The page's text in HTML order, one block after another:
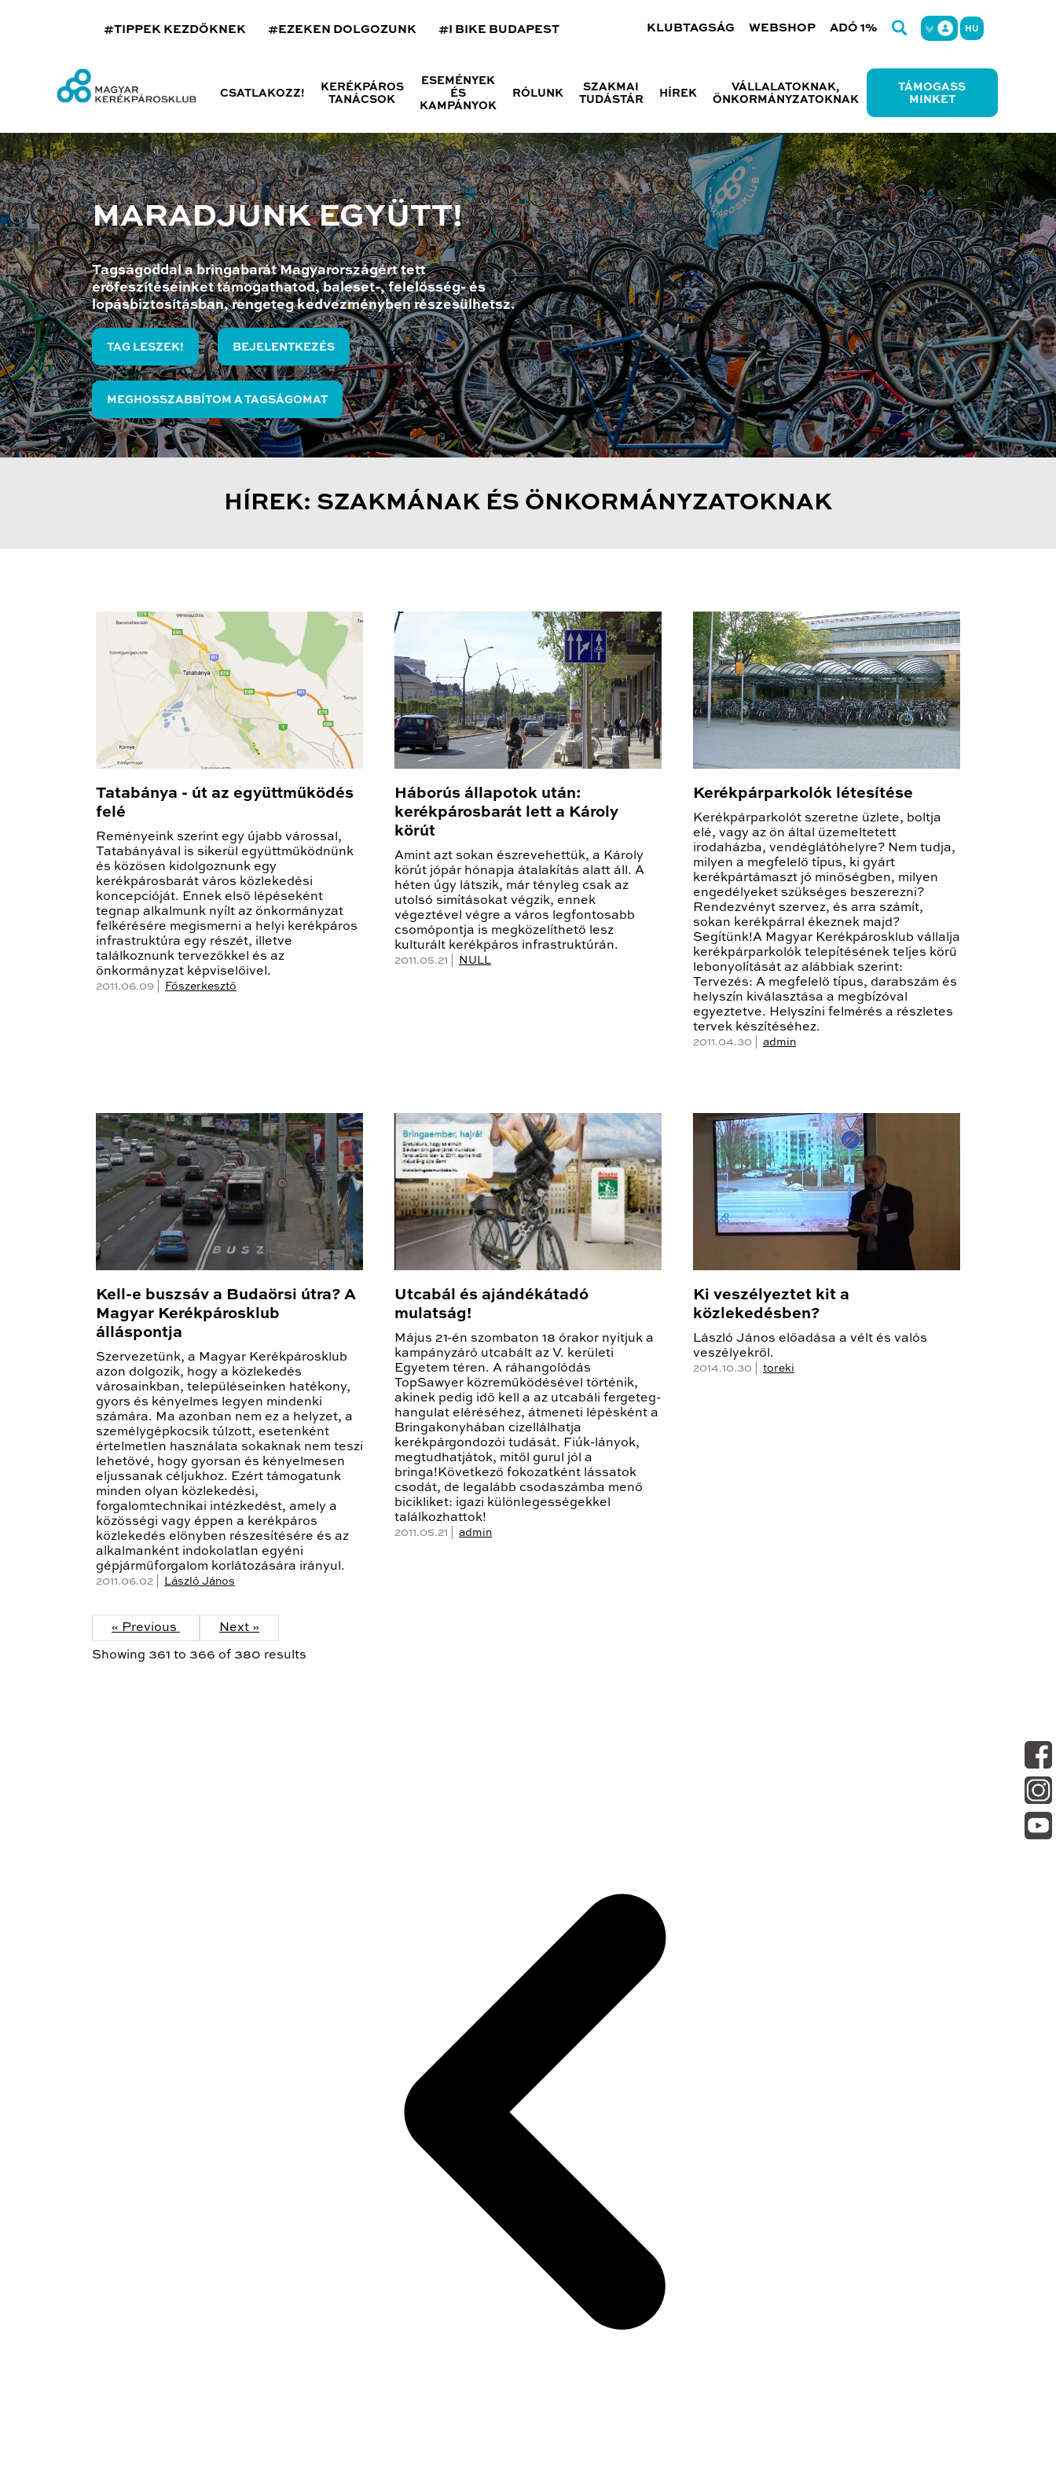
#TIPPEK KEZDŐKNEK #EZEKEN DOLGOZUNK #I BIKE BUDAPEST KLUBTAGSÁG WEBSHOP ADÓ 1% HU
CSATLAKOZZ!
KERÉKPÁROS
TANÁCSOK
ESEMÉNYEK
ÉS
KAMPÁNYOK
RÓLUNK
SZAKMAI
TUDÁSTÁR
HÍREK
VÁLLALATOKNAK,
ÖNKORMÁNYZATOKNAK
TÁMOGASS
MINKET
MARADJUNK EGYÜTT!
Tagságoddal a bringabarát Magyarországért tett
erőfeszítéseinket támogathatod, baleset-, felelősség- és
lopásbiztosításban, rengeteg kedvezményben részesülhetsz.
TAG LESZEK! BEJELENTKEZÉS
MEGHOSSZABBÍTOM A TAGSÁGOMAT
HÍREK: SZAKMÁNAK ÉS ÖNKORMÁNYZATOKNAK
Tatabánya - út az együttműködés
felé
Reményeink szerint egy újabb várossal,
Tatabányával is sikerül együttműködnünk
és közösen kidolgoznunk egy
kerékpárosbarát város közlekedési
koncepcióját. Ennek első lépéseként
tegnap alkalmunk nyílt az önkormányzat
felkérésére megismerni a helyi kerékpáros
infrastruktúra egy részét, illetve
találkoznunk tervezőkkel és az
önkormányzat képviselőivel.
2011.06.09 | Főszerkesztő
Háborús állapotok után:
kerékpárosbarát lett a Károly
körút
Amint azt sokan észrevehettük, a Károly
körút jópár hónapja átalakítás alatt áll. A
héten úgy látszik, már tényleg csak az
utolsó simításokat végzik, ennek
végeztével végre a város legfontosabb
csomópontja is megközelíthető lesz
kulturált kerékpáros infrastruktúrán.
2011.05.21 | NULL
Kerékpárparkolók létesítése
Kerékpárparkolót szeretne üzlete, boltja
elé, vagy az ön által üzemeltetett
irodaházba, vendéglátóhelyre? Nem tudja,
milyen a megfelelő típus, ki gyárt
kerékpártámaszt jó minőségben, milyen
engedélyeket szükséges beszerezni?
Rendezvényt szervez, és arra számít,
sokan kerékpárral ékeznek majd?
Segítünk!A Magyar Kerékpárosklub vállalja
kerékpárparkolók telepítésének teljes körű
lebonyolítását az alábbiak szerint:
Tervezés: A megfelelő típus, darabszám és
helyszín kiválasztása a megbízóval
egyeztetve. Helyszíni felmérés a részletes
tervek készítéséhez.
2011.04.30 | admin
Kell-e buszsáv a Budaörsi útra? A
Magyar Kerékpárosklub
álláspontja
Szervezetünk, a Magyar Kerékpárosklub
azon dolgozik, hogy a közlekedés
városainkban, településeinken hatékony,
gyors és kényelmes legyen mindenki
számára. Ma azonban nem ez a helyzet, a
személygépkocsik túlzott, esetenként
értelmetlen használata sokaknak nem teszi
lehetővé, hogy gyorsan és kényelmesen
eljussanak céljukhoz. Ezért támogatunk
minden olyan közlekedési,
forgalomtechnikai intézkedést, amely a
közösségi vagy éppen a kerékpáros
közlekedés előnyben részesítésére és az
alkalmanként indokolatlan egyéni
gépjárműforgalom korlátozására irányul.
2011.06.02 | László János
Utcabál és ajándékátadó
mulatság!
Május 21-én szombaton 18 órakor nyitjuk a
kampányzáró utcabált az V. kerületi
Egyetem téren. A ráhangolódás
TopSawyer közreműködésével történik,
akinek pedig idő kell a az utcabáli fergeteg-
hangulat eléréséhez, átmeneti lépésként a
Bringakonyhában cizellálhatja
kerékpárgondozói tudását. Fiúk-lányok,
megtudhatjátok, mitől gurul jól a
bringa!Következő fokozatként lássatok
csodát, de legalább csodaszámba menő
bicikliket: igazi különlegességekkel
találkozhattok!
2011.05.21 | admin
Ki veszélyeztet kit a
közlekedésben?
László János előadása a vélt és valós
veszélyekről.
2014.10.30 | toreki
« Previous Next »
Showing 361 to 366 of 380 results